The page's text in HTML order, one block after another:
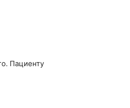
Пациенту